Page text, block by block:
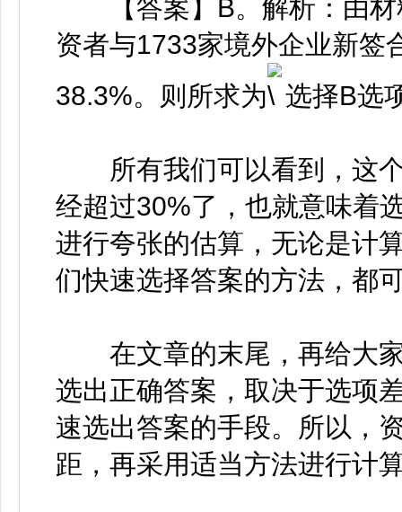
【答案】B。解析：由材
资者与1733家境外企业新签
38.3%。则所求为
选择B选
所有我们可以看到，这个
经超过30%了，也就意味着
进行夸张的估算，无论是计
们快速选择答案的方法，都
在文章的末尾，再给大家
选出正确答案，取决于选项
速选出答案的手段。所以，
距，再采用适当方法进行计